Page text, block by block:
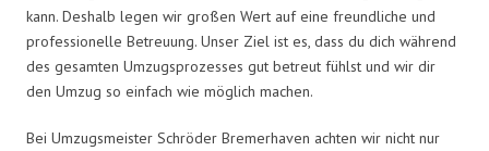
kann. Deshalb legen wir großen Wert auf eine freundliche und
professionelle Betreuung. Unser Ziel ist es, dass du dich während
des gesamten Umzugsprozesses gut betreut fühlst und wir dir
den Umzug so einfach wie möglich machen.
Bei Umzugsmeister Schröder Bremerhaven achten wir nicht nur